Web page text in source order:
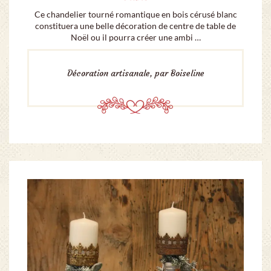
Ce chandelier tourné romantique en bois cérusé blanc
constituera une belle décoration de centre de table de
Noël ou il pourra créer une ambi …
Décoration artisanale, par Boiseline